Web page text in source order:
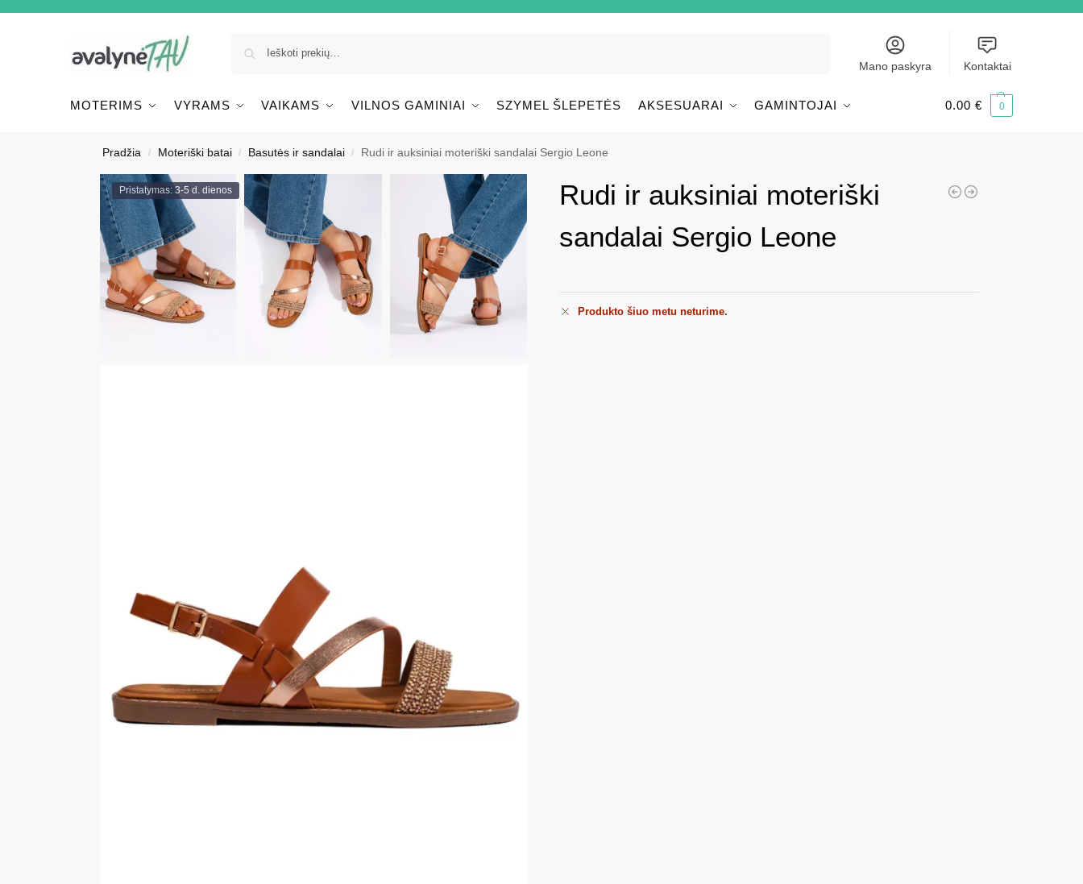
Mano paskyra Kontaktai
MOTERIMS VYRAMS VAIKAMS VILNOS GAMINIAI SZYMEL ŠLEPETĖS AKSESUARAI GAMINTOJAI 0.00 € 0
Pradžia / Moteriški batai / Basutės ir sandalai / Rudi ir auksiniai moteriški sandalai Sergio Leone
Pristatymas: 3-5 d. dienos
Rudi ir auksiniai moteriški
sandalai Sergio Leone
Produkto šiuo metu neturime.